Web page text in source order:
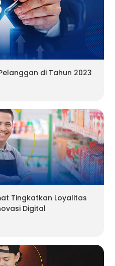
di Tahun 2023
Tingkatkan Loyalitas
Digital